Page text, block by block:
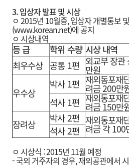
3.입상자 발표 및 시상
ㅇ 2015년 10월중, 입상자 개별통보
(www.korean.net)에 공지
ㅇ 시상내역
등 급 학위 수량 시상 내역
최우수상 공통 1편 외교부 장관
만원
우수상
박사 1편 재외동포재
려금 200만
석사 1편 재외동포재
려금 150만
장려상
박사2편 재외동포재
려금 각 100
석사2편
ㅇ 시상식 : 2015년 11월 예정
- 국외 거주자의 경우, 재외공관에서